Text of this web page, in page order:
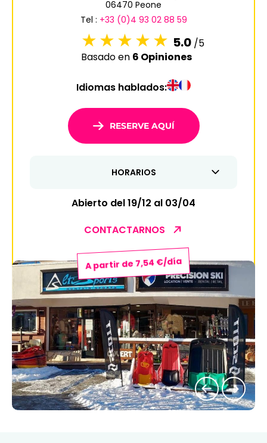
8 9 10
14 15 16 17 18
21 22 23 24 25
28 29 30 31
4 5 6 7 8
13 14 16
18 19 20 21 22
25 26 27 28 29
06470 Peone
Tel : +33 (0)4 93 02 88 59
5.0 /5
Basado en 6 Opiniones
Idiomas hablados:
A partir de 7,54 €/día
RESERVE AQUÍ
HORARIOS
Abierto del 19/12 al 03/04
CONTACTARNOS